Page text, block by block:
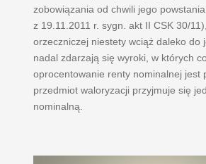
zobowiązania od chwili jego powstania
z 19.11.2011 r. sygn. akt II CSK 30/
orzeczniczej niestety wciąż daleko do
nadal zdarzają się wyroki, w których
oprocentowanie renty nominalnej jest
przedmiot waloryzacji przyjmuje się
nominalną.